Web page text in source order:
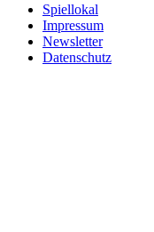
Spiellokal
Impressum
Newsletter
Datenschutz